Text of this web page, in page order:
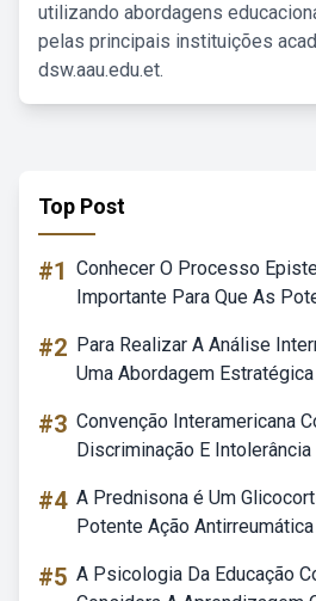
utilizando abordagens
pelas principais instituições
dsw.aau.edu.et.
Top Post
#1 Conhecer O Processo
Importante Para Que As
#2 Para Realizar A Análise
Uma Abordagem Estratégica
#3 Convenção Interamericana
Discriminação E Intolerância
#4 A Prednisona é Um
Potente Ação Antirreumática
#5 A Psicologia Da Educação